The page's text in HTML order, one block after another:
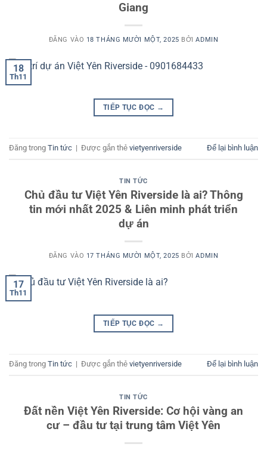
Giang
ĐĂNG VÀO 18 THÁNG MƯỜI MỘT, 2025 BỞIADMIN
18
Th11
TIẾP TỤC ĐỌC →
Đăng trong Tin tức | Được gắn thẻ vietyenriverside Để lại bình luận
TIN TỨC
Chủ đầu tư Việt Yên Riverside là ai? Thông
tin mới nhất 2025 & Liên minh phát triển
dự án
ĐĂNG VÀO 17 THÁNG MƯỜI MỘT, 2025 BỞIADMIN
17
Th11
TIẾP TỤC ĐỌC →
Đăng trong Tin tức | Được gắn thẻ vietyenriverside Để lại bình luận
TIN TỨC
Đất nền Việt Yên Riverside: Cơ hội vàng an
cư – đầu tư tại trung tâm Việt Yên